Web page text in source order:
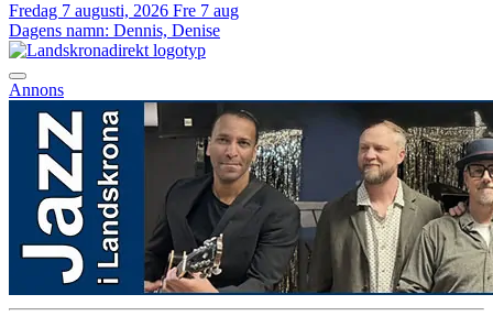
Fredag 7 augusti, 2026 Fre 7 aug
Dagens namn: Dennis, Denise
Annons